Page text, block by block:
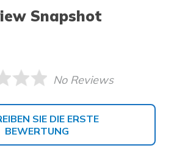
Snapshot
No Reviews
SIE DIE ERSTE
BEWERTUNG